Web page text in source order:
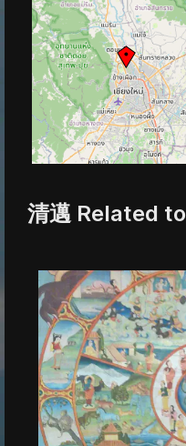
清邁 Related to